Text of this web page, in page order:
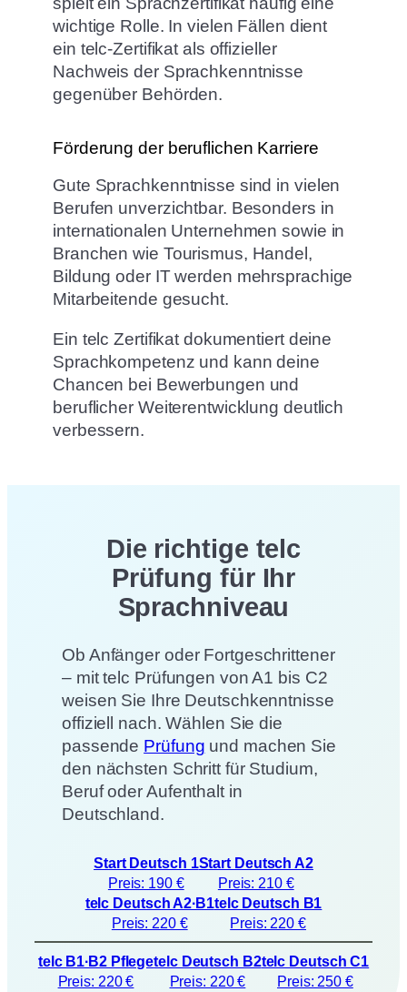
wichtige Rolle. In vielen Fällen dient
ein telc-Zertifikat als offizieller
Nachweis der Sprachkenntnisse
gegenüber Behörden.
Förderung der beruflichen Karriere
Gute Sprachkenntnisse sind in vielen
Berufen unverzichtbar. Besonders in
internationalen Unternehmen sowie in
Branchen wie Tourismus, Handel,
Bildung oder IT werden mehrsprachige
Mitarbeitende gesucht.
Ein telc Zertifikat dokumentiert deine
Sprachkompetenz und kann deine
Chancen bei Bewerbungen und
beruflicher Weiterentwicklung deutlich
verbessern.
Die richtige telc
Prüfung für Ihr
Sprachniveau
Ob Anfänger oder Fortgeschrittener
– mit telc Prüfungen von A1 bis C2
weisen Sie Ihre Deutschkenntnisse
offiziell nach. Wählen Sie die
passende Prüfung und machen Sie
den nächsten Schritt für Studium,
Beruf oder Aufenthalt in
Deutschland.
Start Deutsch 1
Preis: 190 €
Start Deutsch A2
Preis: 210 €
telc Deutsch A2∙B1
Preis: 220 €
telc Deutsch B1
Preis: 220 €
telc B1∙B2 Pflege
Preis: 220 €
telc Deutsch B2
Preis: 220 €
telc Deutsch C1
Preis: 250 €